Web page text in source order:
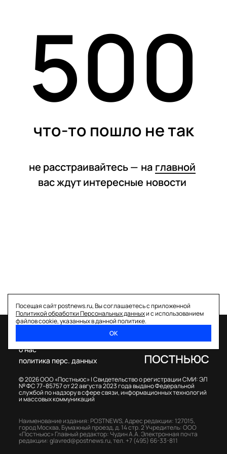
статьи
500
что-то пошло не так
не расстраивайтесь — на главной
вас ждут интересные новости
Посещая сайт postnews.ru, Вы соглашаетесь с приложенной
Политикой обработки Персональных данныхи с использованием
файлов cookie, указанных в данной политике.
ОК
© 2026 ООО «Постньюс» |Свидетельство о регистрации СМИ: ЭЛ
№ ФС 77–85757 от 22 августа 2023 года выдано Федеральной
службой по надзору в сфере связи, информационных технологий
и массовых коммуникаций
о нас
политика перс. данных
Наименование издания: POSTNEWS,Адрес редакции: 127015,
город Москва, Бумажный проезд, д. 14 стр. 2Учредитель: ООО
«Постньюс» Главный редактор: Чудин А.А.Электронная почта
редакции:glavred@postnews.ru,тел. +7 (495) 66-33-811